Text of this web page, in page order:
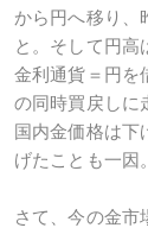
から円へ移り、
と。そして円高
金利通貨＝円を
の同時買戻しに
国内金価格は下
げたことも一因。
さて、今の金市